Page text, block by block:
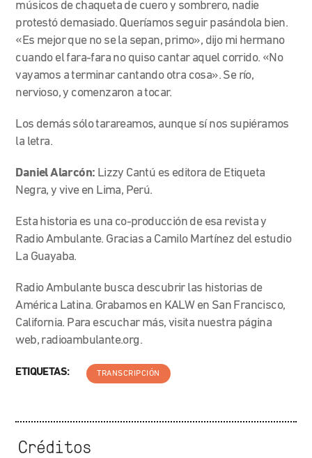
músicos de chaqueta de cuero y sombrero, nadie
protestó demasiado. Queríamos seguir pasándola bien.
«Es mejor que no se la sepan, primo», dijo mi hermano
cuando el fara-fara no quiso cantar aquel corrido. «No
vayamos a terminar cantando otra cosa». Se río,
nervioso, y comenzaron a tocar.
Los demás sólo tarareamos, aunque sí nos supiéramos
la letra.
Daniel Alarcón: Lizzy Cantú es editora de Etiqueta
Negra, y vive en Lima, Perú.
Esta historia es una co-producción de esa revista y
Radio Ambulante. Gracias a Camilo Martínez del estudio
La Guayaba.
Radio Ambulante busca descubrir las historias de
América Latina. Grabamos en KALW en San Francisco,
California. Para escuchar más, visita nuestra página
web, radioambulante.org.
ETIQUETAS: TRANSCRIPCIÓN
Créditos